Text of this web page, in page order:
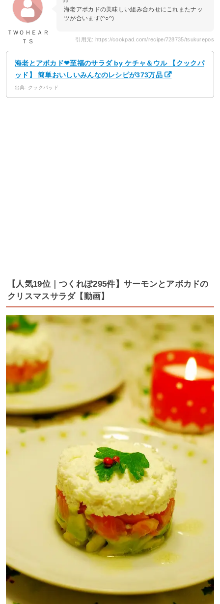
ＴＷＯＨＥＡＲ
ＴＳ
海老アボカドの美味しい組み合わせにこれまたナッ
ツが合います(^○^)
引用元: https://cookpad.com/recipe/728735/tsukurepos
海老とアボカド❤至福のサラダ by ケチャ＆ウル 【クックパ
ッド】 簡単おいしいみんなのレシピが373万品
出典: クックパッド
【人気19位｜つくれぽ295件】サーモンとアボカドの
クリスマスサラダ【動画】